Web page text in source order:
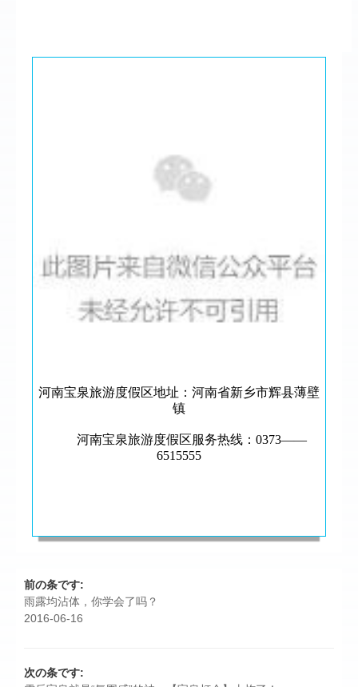
河南宝泉旅游度假区地址：河南省新乡市辉县薄壁
镇
河南宝泉旅游度假区服务热线：0373——
6515555
前の条です:
雨露均沾体，你学会了吗？
2016-06-16
次の条です: